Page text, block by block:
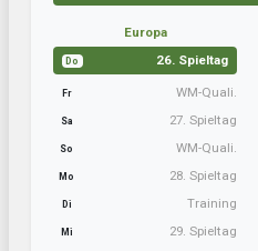
Europa
Do 26. Spieltag
Fr WM-Quali.
Sa 27. Spieltag
So WM-Quali.
Mo 28. Spieltag
Di Training
Mi 29. Spieltag